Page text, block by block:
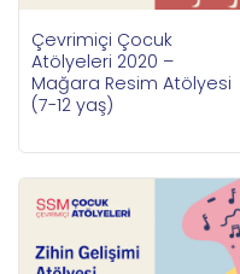
Çevrimiçi Çocuk
Atölyeleri 2020 –
Mağara Resim Atölyesi
(7-12 yaş)